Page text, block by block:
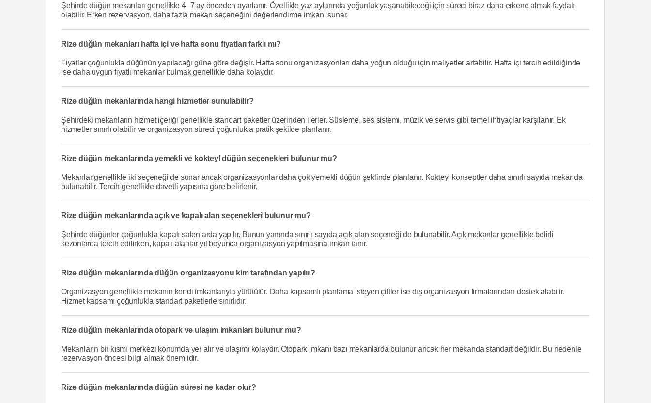
Şehirde düğün mekanları genellikle 4–7 ay önceden ayarlanır. Özellikle yaz aylarında yoğunluk yaşanabileceği için süreci biraz daha erkene almak faydalı
olabilir. Erken rezervasyon, daha fazla mekan seçeneğini değerlendirme imkanı sunar.
Rize düğün mekanları hafta içi ve hafta sonu fiyatları farklı mı?
Fiyatlar çoğunlukla düğünün yapılacağı güne göre değişir. Hafta sonu organizasyonları daha yoğun olduğu için maliyetler artabilir. Hafta içi tercih edildiğinde
ise daha uygun fiyatlı mekanlar bulmak genellikle daha kolaydır.
Rize düğün mekanlarında hangi hizmetler sunulabilir?
Şehirdeki mekanların hizmet içeriği genellikle standart paketler üzerinden ilerler. Süsleme, ses sistemi, müzik ve servis gibi temel ihtiyaçlar karşılanır. Ek
hizmetler sınırlı olabilir ve organizasyon süreci çoğunlukla pratik şekilde planlanır.
Rize düğün mekanlarında yemekli ve kokteyl düğün seçenekleri bulunur mu?
Mekanlar genellikle iki seçeneği de sunar ancak organizasyonlar daha çok yemekli düğün şeklinde planlanır. Kokteyl konseptler daha sınırlı sayıda mekanda
bulunabilir. Tercih genellikle davetli yapısına göre belirlenir.
Rize düğün mekanlarında açık ve kapalı alan seçenekleri bulunur mu?
Şehirde düğünler çoğunlukla kapalı salonlarda yapılır. Bunun yanında sınırlı sayıda açık alan seçeneği de bulunabilir. Açık mekanlar genellikle belirli
sezonlarda tercih edilirken, kapalı alanlar yıl boyunca organizasyon yapılmasına imkan tanır.
Rize düğün mekanlarında düğün organizasyonu kim tarafından yapılır?
Organizasyon genellikle mekanın kendi imkanlarıyla yürütülür. Daha kapsamlı planlama isteyen çiftler ise dış organizasyon firmalarından destek alabilir.
Hizmet kapsamı çoğunlukla standart paketlerle sınırlıdır.
Rize düğün mekanlarında otopark ve ulaşım imkanları bulunur mu?
Mekanların bir kısmı merkezi konumda yer alır ve ulaşımı kolaydır. Otopark imkanı bazı mekanlarda bulunur ancak her mekanda standart değildir. Bu nedenle
rezervasyon öncesi bilgi almak önemlidir.
Rize düğün mekanlarında düğün süresi ne kadar olur?